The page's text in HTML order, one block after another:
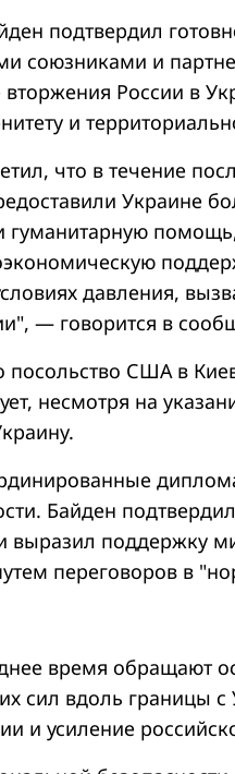
подтвердил
союзниками и
вторжения России в
и
что в течение
Украине
гуманитарную
давления,
— говорится в
посольство США в
несмотря на
Байден
выразил поддержку
переговоров в
время обращают
сил вдоль границы с
и усиление